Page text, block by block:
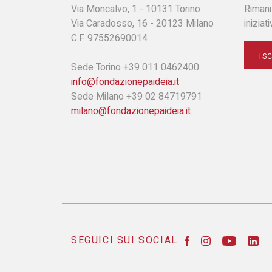
Via Moncalvo, 1 - 10131 Torino
Via Caradosso, 16 - 20123 Milano
C.F. 97552690014
Sede Torino +39 011 0462400
info@fondazionepaideia.it
Sede Milano +39 02 84719791
milano@fondazionepaideia.it
SEGUICI SUI SOCIAL